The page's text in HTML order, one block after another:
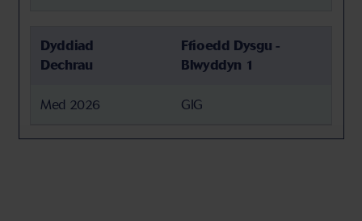
Dyddiad
Dechrau
Ffioedd Dysgu -
Blwyddyn 1
Med 2026 GIG